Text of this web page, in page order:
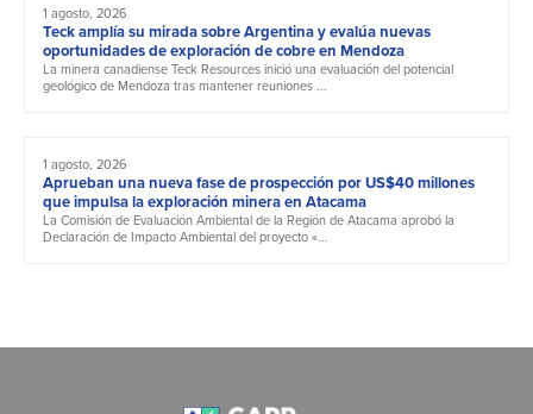
1 agosto, 2026
Teck amplía su mirada sobre Argentina y evalúa nuevas
oportunidades de exploración de cobre en Mendoza
La minera canadiense Teck Resources inició una evaluación del potencial
geológico de Mendoza tras mantener reuniones ...
1 agosto, 2026
Aprueban una nueva fase de prospección por US$40 millones
que impulsa la exploración minera en Atacama
La Comisión de Evaluación Ambiental de la Región de Atacama aprobó la
Declaración de Impacto Ambiental del proyecto «...